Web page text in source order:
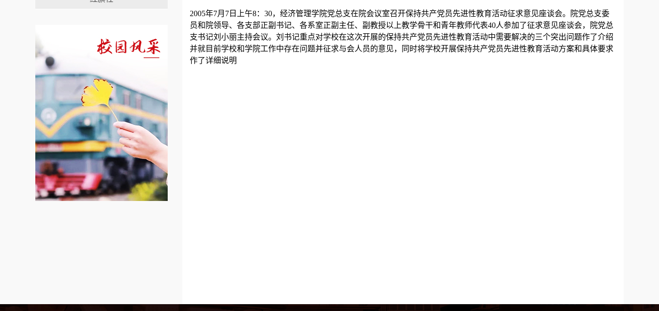
2005年7月7日上午8：30，经济管理学院党总支在院会议室召开保持共产党员先进性教育活动征求意见座谈会。院党总支委
员和院领导、各支部正副书记、各系室正副主任、副教授以上教学骨干和青年教师代表40人参加了征求意见座谈会，院党总
支书记刘小丽主持会议。刘书记重点对学校在这次开展的保持共产党员先进性教育活动中需要解决的三个突出问题作了介绍
并就目前学校和学院工作中存在问题并征求与会人员的意见，同时将学校开展保持共产党员先进性教育活动方案和具体要求
作了详细说明